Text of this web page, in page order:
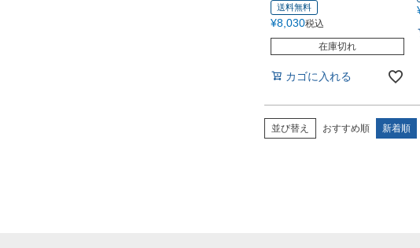
送料無料
¥8,030税込
在庫切れ
カゴに入れる
並び替え おすすめ順 新着順